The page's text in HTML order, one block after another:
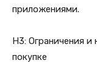
приложениями.
H3: Ограничения
покупке